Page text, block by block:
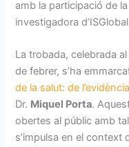
amb la participació de la
investigadora
La trobada, celebrada al
de febrer, s’ha
de la salut: de
Dr. Miquel Porta.
obertes al públic amb
s’impulsa en el context